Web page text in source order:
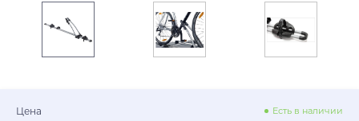
Цена Есть в наличии